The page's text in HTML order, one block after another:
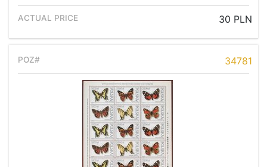
30 PLN
34781